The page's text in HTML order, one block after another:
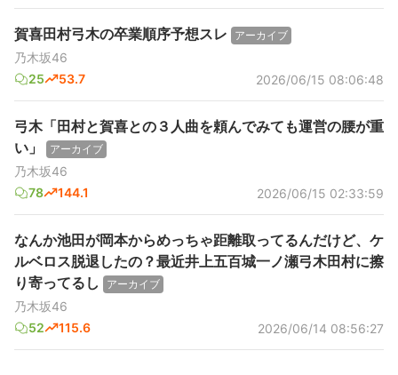
賀喜田村弓木の卒業順序予想スレ アーカイブ
乃木坂46
25
53.7 2026/06/15 08:06:48
弓木「田村と賀喜との３人曲を頼んでみても運営の腰が重
い」
アーカイブ
乃木坂46
78
144.1 2026/06/15 02:33:59
なんか池田が岡本からめっちゃ距離取ってるんだけど、ケ
ルベロス脱退したの？最近井上五百城一ノ瀬弓木田村に擦
り寄ってるし
アーカイブ
乃木坂46
52
115.6 2026/06/14 08:56:27